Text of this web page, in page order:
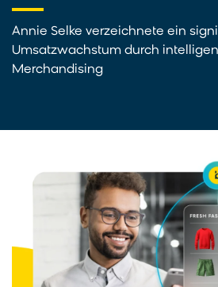
Annie Selke verzeichnete ein
Umsatzwachstum durch
Merchandising